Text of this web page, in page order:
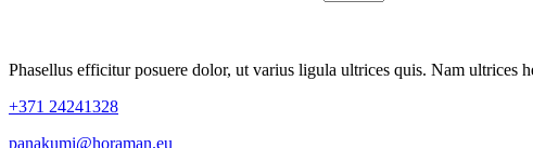
Phasellus efficitur posuere dolor, ut varius ligula ultrices quis. Nam ultrices
+371 24241328
panakumi@horaman.eu